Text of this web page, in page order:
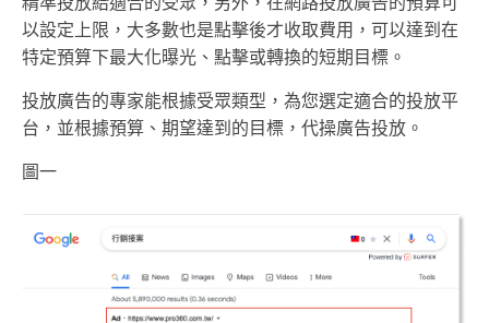
以設定上限，大多數也是點擊後才收取費用，可以達到在
特定預算下最大化曝光、點擊或轉換的短期目標。
投放廣告的專家能根據受眾類型，為您選定適合的投放平
台，並根據預算、期望達到的目標，代操廣告投放。
圖一